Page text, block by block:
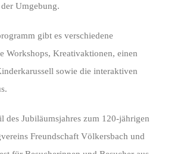
Umgebung.
gibt es verschiedene
Workshops, Kreativaktionen, einen
sowie die interaktiven
des Jubiläumsjahres zum 120-jährigen
Freundschaft Völkersbach und